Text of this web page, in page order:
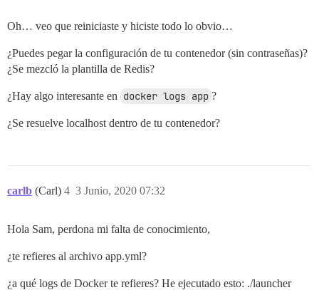
Oh… veo que reiniciaste y hiciste todo lo obvio…
¿Puedes pegar la configuración de tu contenedor (sin contraseñas)?
¿Se mezcló la plantilla de Redis?
¿Hay algo interesante en docker logs app ?
¿Se resuelve localhost dentro de tu contenedor?
carlb (Carl) 3 Junio, 2020 07:32
4
Hola Sam, perdona mi falta de conocimiento,
¿te refieres al archivo app.yml?
¿a qué logs de Docker te refieres? He ejecutado esto: ./launcher